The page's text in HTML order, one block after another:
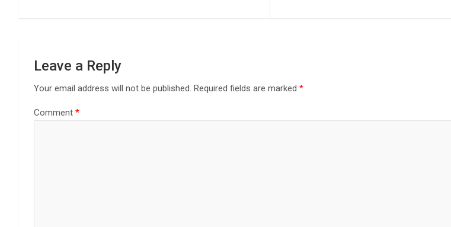
k
n
Leave a Reply
Your email address will not be published. Required fields are marked *
Comment *